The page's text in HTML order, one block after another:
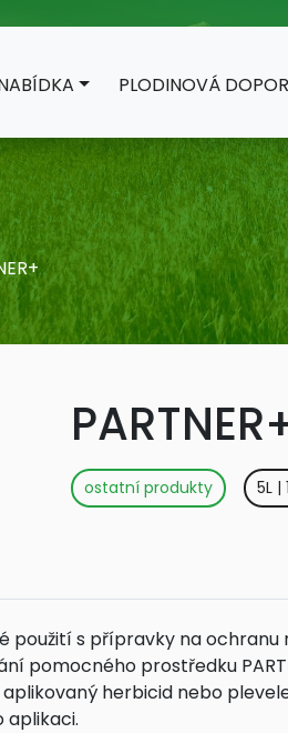
PLODINOVÁ
ostatní produkty 5L |
použití s přípravky na
pomocného prostředku
herbicid nebo
aplikaci.